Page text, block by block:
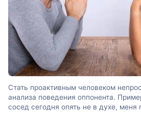
Стать проактивным человеком
анализа поведения оппонента.
сосед сегодня опять не в духе, меня